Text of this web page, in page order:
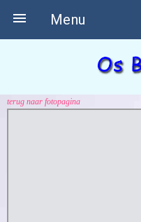
Menu

terug naar fotopagina